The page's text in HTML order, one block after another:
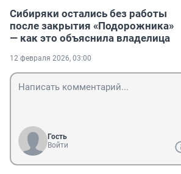
Сибиряки остались без работы
после закрытия «Подорожника»
— как это объяснила владелица
12 февраля 2026, 03:00
Гость
Войти